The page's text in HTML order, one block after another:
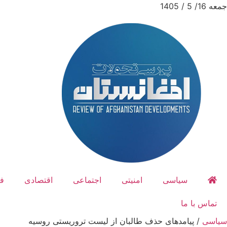
جمعه 16/ 5 / 1405
سیاسی امنیتی اجتماعی اقتصادی
تماس با ما
سیاسی / پیامدهای حذف طالبان از لیست تروریستی روسیه